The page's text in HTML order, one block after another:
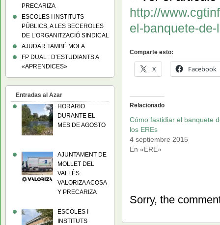
http://
el-banquete-
Comparte esto:
X Facebook
Relacionado
Cómo fastidiar el banquete
los EREs
4 septiembre 2015
En «ERE»
Sorry, the
PRECARIZA
ESCOLES I INSTITUTS
PÚBLICS, A LES BECEROLES
DE L’ORGANITZACIÓ SINDICAL
AJUDAR TAMBÉ MOLA
FP DUAL : D’ESTUDIANTS A
«APRENDICES»
Entradas al Azar
HORARIO
DURANTE EL
MES DE AGOSTO
AJUNTAMENT DE
MOLLET DEL
VALLÈS:
VALORIZA ACOSA
Y PRECARIZA
ESCOLES I
INSTITUTS